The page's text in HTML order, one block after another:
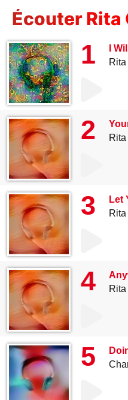
Écouter Rita
1
I
Rita
2
Rita
3
Let
Rita
4
Rita
5